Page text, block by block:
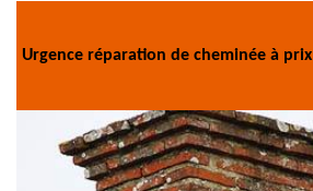
Urgence réparation de cheminée à